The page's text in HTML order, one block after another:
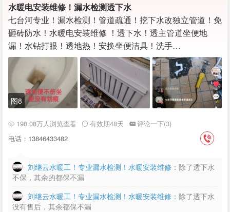
水暖电安装维修！漏水检测透下水
七台河专业！漏水检测！管道疏通！挖下水改独立管道！免
砸砖防水！水暖电安装维修 ！透下水！透主管道坐便地
漏！水钻打眼！透地热！安换坐便洁具！洗手…
图8
198.08万人浏览查看 有效期48天
评论一下(3)
电话：13846433482
刘继云水暖工！专业漏水检测！水暖安装维修： 除了透下水
不保，其余的都保不漏
刘继云水暖工！专业漏水检测！水暖安装维修： 除了透下水
没有售后，其余都保不漏